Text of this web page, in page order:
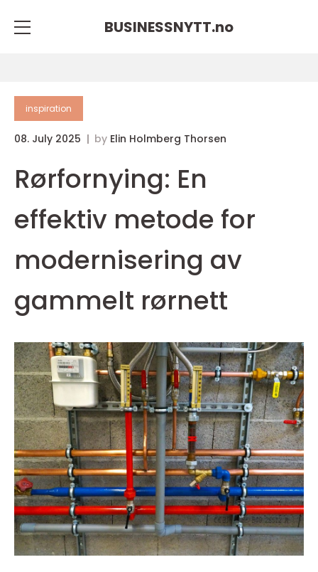
BUSINESSNYTT.no
inspiration
08. July 2025 by Elin Holmberg Thorsen
Rørfornying: En
effektiv metode for
modernisering av
gammelt rørnett